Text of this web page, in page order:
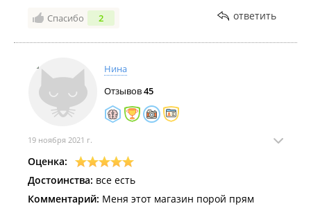
Спасибо 2 ответить
Нина
Отзывов45
19 ноября 2021 г.
Оценка:
Достоинства: все есть
Комментарий: Меня этот магазин порой прям